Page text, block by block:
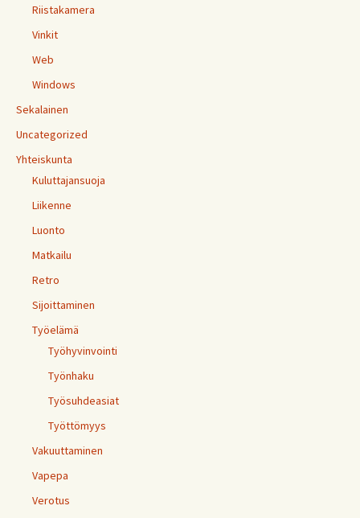
Riistakamera
Vinkit
Web
Windows
Sekalainen
Uncategorized
Yhteiskunta
Kuluttajansuoja
Liikenne
Luonto
Matkailu
Retro
Sijoittaminen
Työelämä
Työhyvinvointi
Työnhaku
Työsuhdeasiat
Työttömyys
Vakuuttaminen
Vapepa
Verotus